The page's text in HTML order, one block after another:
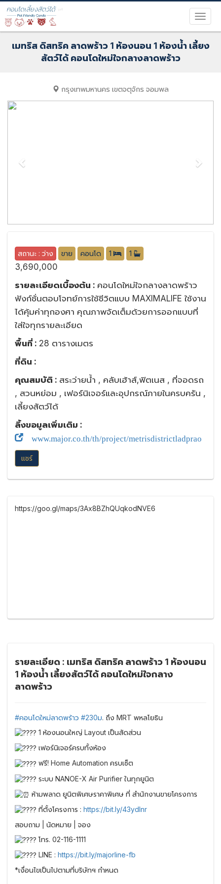
เมทริส ดิสทริค ลาดพร้าว 1 ห้องนอน 1 ห้องน้ำ เลี้ยง
สัตว์ได้ คอนโดใหม่ใจกลางลาดพร้าว
กรุงเทพมหานคร เขตจตุจักร จอมพล
สถานะ : ว่าง ขาย คอนโด 1 1
3,690,000
รายละเอียดเบื้องต้น : คอนโดใหม่ใจกลางลาดพร้าว
ฟังก์ชั่นตอบโจทย์การใช้ชีวิตแบบ MAXIMALIFE ใช้งาน
ได้คุ้มค่าทุกองศา คุณภาพจัดเต็มด้วยการออกแบบที่
ใส่ใจทุกรายละเอียด
พื้นที่ : 28 ตารางเมตร
ที่ดิน :
คุณสมบัติ : สระว่ายน้ำ , คลับเฮ้าส์,ฟิตเนส , ที่จอดรถ
, สวนหย่อม , เฟอร์นิเจอร์และอุปกรณ์ภายในครบครัน ,
เลี้ยงสัตว์ได้
ลิ้งขอมูลเพิ่มเติม :
www.major.co.th/th/project/metrisdistrictladprao
แชร์
https://goo.gl/maps/3Ax8BZhQUqkodNVE6
รายละเอียด : เมทริส ดิสทริค ลาดพร้าว 1 ห้องนอน
1 ห้องน้ำ เลี้ยงสัตว์ได้ คอนโดใหม่ใจกลาง
ลาดพร้าว
#คอนโดใหม่ลาดพร้าว #230ม. ถึง MRT พหลโยธิน
1 ห้องนอนใหญ่ Layout เป็นสัดส่วน
เฟอร์นิเจอร์ครบทั้งห้อง
ฟรี! Home Automation ครบเซ็ต
ระบบ NANOE-X Air Purifier ในทุกยูนิต
ห้ามพลาด ยูนิตพิเศษราคาพิเศษ ที่ สำนักงานขายโครงการ
ที่ตั้งโครงการ : https://bit.ly/43ydlnr
สอบถาม | นัดหมาย | จอง
โทร. 02-116-1111
LINE : https://bit.ly/majorline-fb
*เงื่อนไขเป็นไปตามที่บริษัทฯ กำหนด